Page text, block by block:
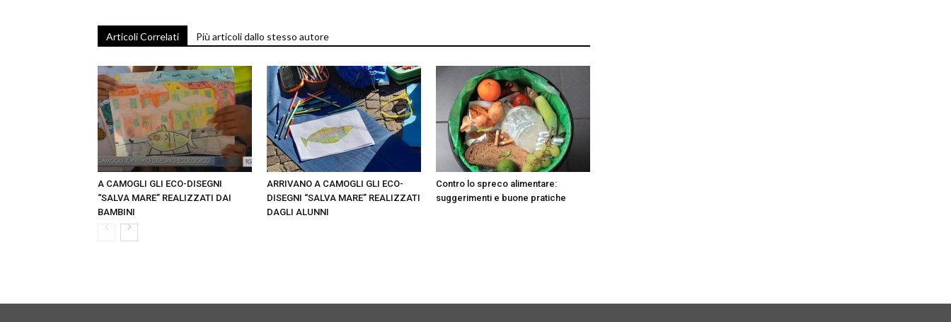
Articoli Correlati Più articoli dallo stesso autore
A CAMOGLI GLI ECO-DISEGNI
“SALVA MARE” REALIZZATI DAI
BAMBINI
ARRIVANO A CAMOGLI GLI ECO-
DISEGNI “SALVA MARE” REALIZZATI
DAGLI ALUNNI
Contro lo spreco alimentare:
suggerimenti e buone pratiche